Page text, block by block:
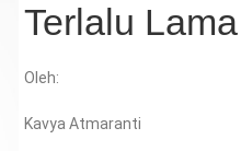
Terlalu
Oleh:
Kavya Atmaranti